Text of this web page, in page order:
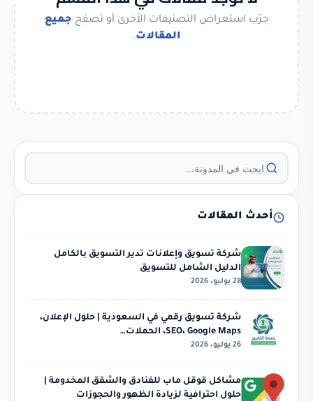
جرّب استعراض التصنيفات الأخرى أو تصفح جميع
المقالات.
أحدث المقالات
شركة تسويق وإعلانات تدير التسويق بالكامل
الدليل الشامل للتسويق
28 يوليو، 2026
شركة تسويق رقمي في السعودية | حلول الإعلان،
SEO، Google Maps، الحملات…
26 يوليو، 2026
مشاكل قوقل ماب للفنادق والشقق المخدومة |
حلول احترافية لزيادة الظهور والحجوزات